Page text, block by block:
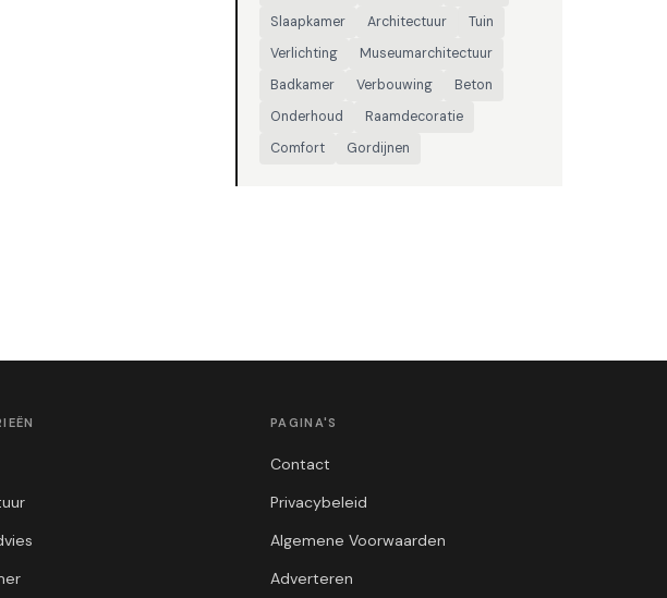
Slaapkamer
Architectuur
Tuin
Verlichting
Museumarchitectuur
Badkamer
Verbouwing
Beton
Onderhoud
Raamdecoratie
Comfort
Gordijnen
PAGINA'S
Contact
Privacybeleid
Algemene Voorwaarden
Adverteren